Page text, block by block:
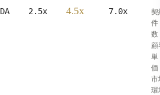
2.5x 4.5x 7.0x
契
件
数
顧
単
価
市
環